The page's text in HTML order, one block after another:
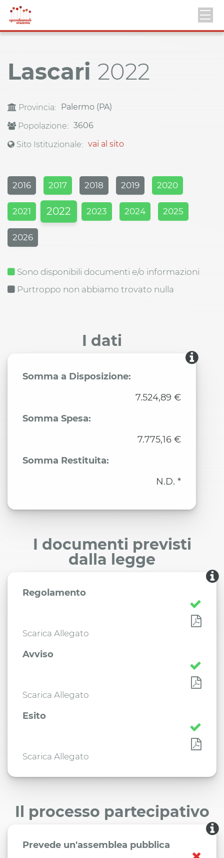
Lascari 2022
Provincia:
Palermo (PA)
Popolazione: 3606
Sito Istituzionale: vai al sito
2016 2017 2018 2019 2020
2021 2022 2023 2024 2025
2026
Sono disponibili documenti e/o informazioni
Purtroppo non abbiamo trovato nulla
I dati
Somma a Disposizione:
7.524,89 €
Somma Spesa:
7.775,16 €
Somma Restituita:
N.D. *
I documenti previsti
dalla legge
Regolamento
Scarica Allegato
Avviso
Scarica Allegato
Esito
Scarica Allegato
Il processo partecipativo
Prevede un'assemblea pubblica